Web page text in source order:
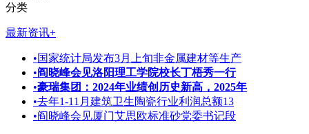
分类
最新资讯+
•国家统计局发布3月上旬非金属建材等生产
•阎晓峰会见洛阳理工学院校长丁梧秀一行
•豪瑞集团：2024年业绩创历史新高，2025年
•去年1-11月建筑卫生陶瓷行业利润总额13
•阎晓峰会见厦门艾思欧标准砂党委书记段